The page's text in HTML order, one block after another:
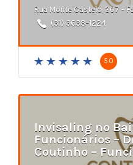
(31) 3638-1224
5.0
Invisaling no
Funcionários –
Coutinho –